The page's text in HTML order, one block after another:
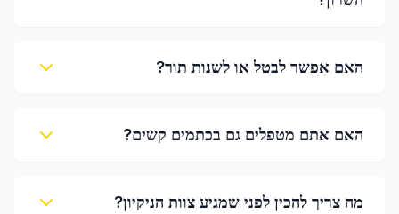
האם אפשר לבטל או לשנות תור?
האם אתם מטפלים גם בכתמים קשים?
מה צריך להכין לפני שמגיע צוות הניקיון?